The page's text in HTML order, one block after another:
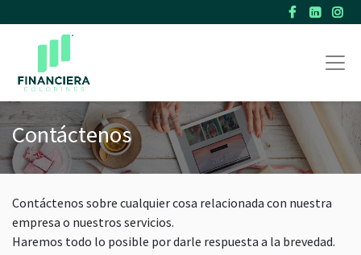
Contáctenos
Contáctenos sobre cualquier cosa relacionada con nuestra
empresa o nuestros servicios.
Haremos todo lo posible por darle respuesta a la brevedad.